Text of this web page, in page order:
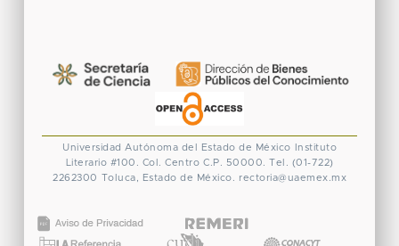
Universidad Autónoma del Estado de México
Instituto
Literario #100. Col. Centro C.P. 50000. Tel. (01-722)
2262300 Toluca, Estado de México. rectoria@uaemex.mx